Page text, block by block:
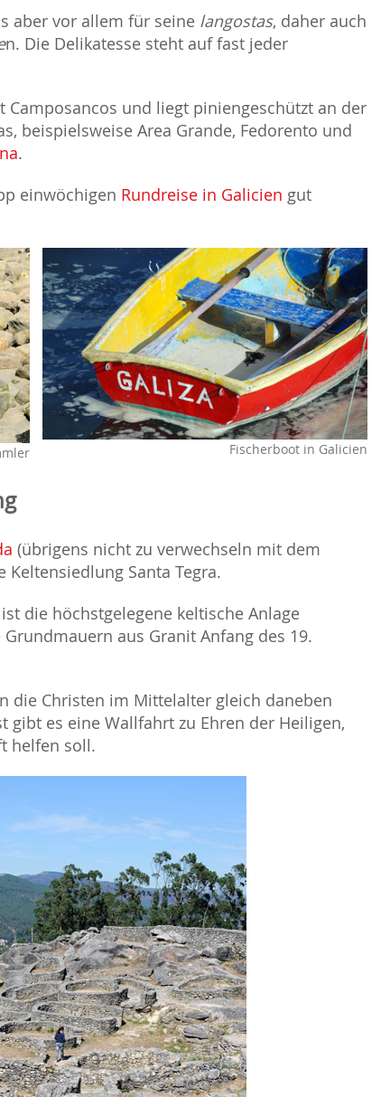
aber vor allem für seine langostas, daher auch
n. Die Delikatesse steht auf fast jeder
Camposancos und liegt piniengeschützt an der
beispielsweise Area Grande, Fedorento und
.
einwöchigen Rundreise in Galicien gut
Fischerboot in Galicien
(übrigens nicht zu verwechseln mit dem
Keltensiedlung Santa Tegra.
die höchstgelegene keltische Anlage
aus Granit Anfang des 19.
die Christen im Mittelalter gleich daneben
es eine Wallfahrt zu Ehren der Heiligen,
helfen soll.